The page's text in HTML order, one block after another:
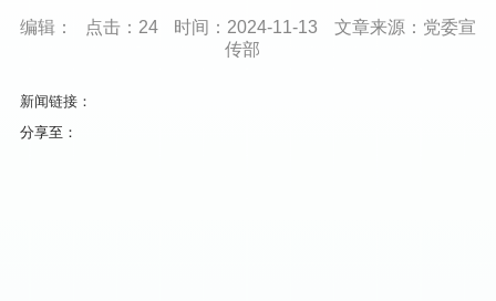
编辑： 点击： 24 时间：2024-11-13
文章来源：党委宣
传部
新闻链接：
分享至：